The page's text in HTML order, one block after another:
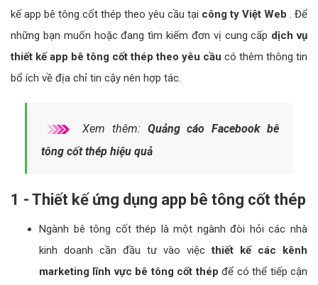
kế app bê tông cốt thép theo yêu cầu tại công ty Việt Web . Để
những bạn muốn hoặc đang tìm kiếm đơn vị cung cấp dịch vụ
thiết kế app bê tông cốt thép theo yêu cầu có thêm thông tin
bổ ích về địa chỉ tin cậy nên hợp tác.
Xem thêm: Quảng cáo Facebook bê
tông cốt thép hiệu quả
1 - Thiết kế ứng dụng app bê tông cốt thép
Ngành bê tông cốt thép là một ngành đòi hỏi các nhà
kinh doanh cần đầu tư vào việcthiết kế các kênh
marketing lĩnh vực bê tông cốt thép để có thể tiếp cận